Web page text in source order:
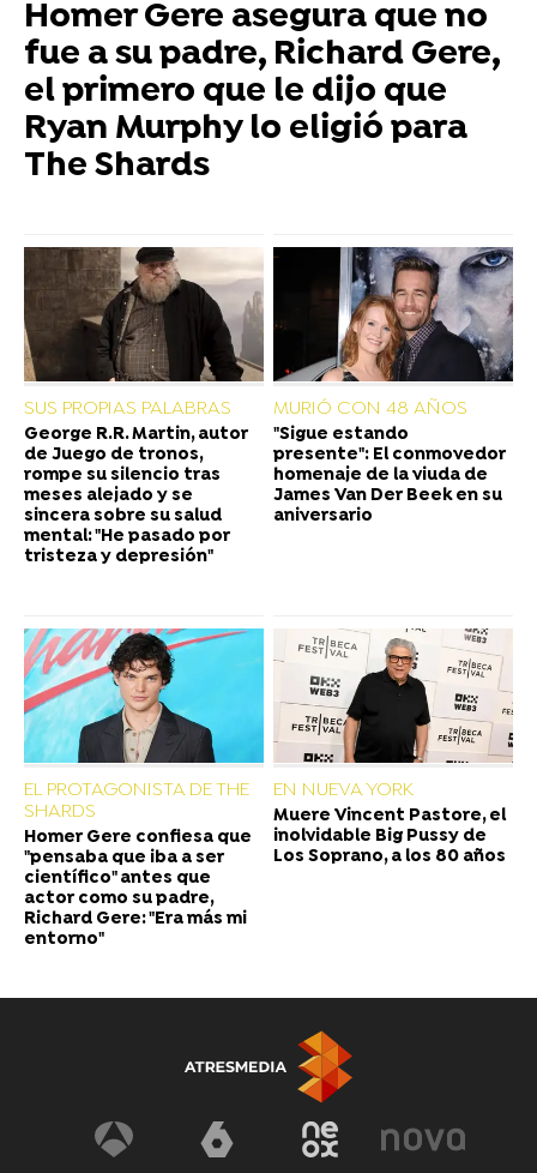
Homer Gere asegura que no
fue a su padre, Richard Gere,
el primero que le dijo que
Ryan Murphy lo eligió para
The Shards
SUS PROPIAS PALABRAS
George R.R. Martin, autor
de Juego de tronos,
rompe su silencio tras
meses alejado y se
sincera sobre su salud
mental: "He pasado por
tristeza y depresión"
MURIÓ CON 48 AÑOS
"Sigue estando
presente": El conmovedor
homenaje de la viuda de
James Van Der Beek en su
aniversario
EL PROTAGONISTA DE THE
SHARDS
Homer Gere confiesa que
"pensaba que iba a ser
científico" antes que
actor como su padre,
Richard Gere: "Era más mi
entorno"
EN NUEVA YORK
Muere Vincent Pastore, el
inolvidable Big Pussy de
Los Soprano, a los 80 años